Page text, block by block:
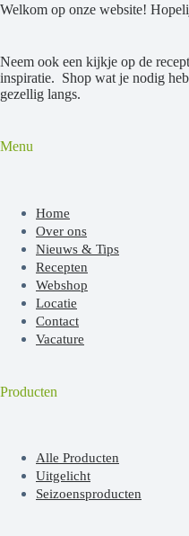
Welkom op onze website!
Neem ook een kijkje op de
inspiratie. Shop wat je nodig
gezellig langs.
Menu
Home
Over ons
Nieuws & Tips
Recepten
Webshop
Locatie
Contact
Vacature
Producten
Alle Producten
Uitgelicht
Seizoensproducten